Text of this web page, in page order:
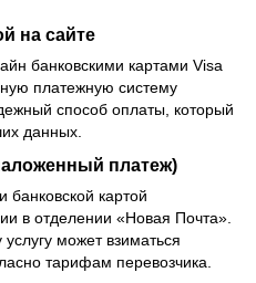
на сайте
банковскими картами Visa
платежную систему
способ оплаты, который
данных.
платеж)
банковской картой
в отделении «Новая Почта».
может взиматься
тарифам перевозчика.